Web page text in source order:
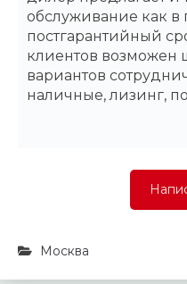
обслуживание как в
постгарантийный
клиентов
вариантов
наличные, лизинг,
Москва